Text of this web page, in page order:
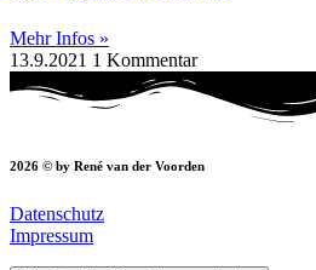
Mehr Infos »
13.9.2021 1 Kommentar
2026 © by René van der Voorden
Datenschutz
Impressum